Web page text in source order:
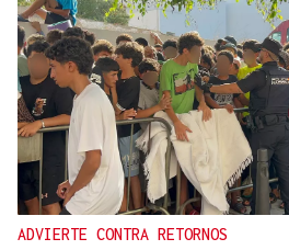
ADVIERTE CONTRA RETORNOS